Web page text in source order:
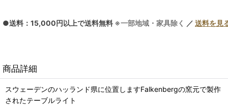
●送料：15,000円以上で送料無料 ※一部地域・家具除く ／ 送料を見
商品詳細
スウェーデンのハッランド県に位置しますFalkenbergの窯元で製作
されたテーブルライト